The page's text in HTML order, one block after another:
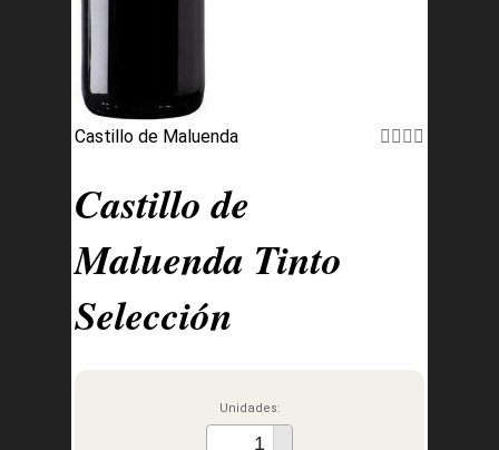
Castillo de Maluenda
Castillo de
Maluenda Tinto
Selección
Unidades: